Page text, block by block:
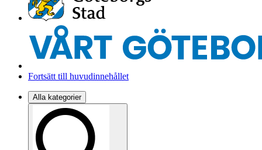
Fortsätt till huvudinnehållet
Alla kategorier